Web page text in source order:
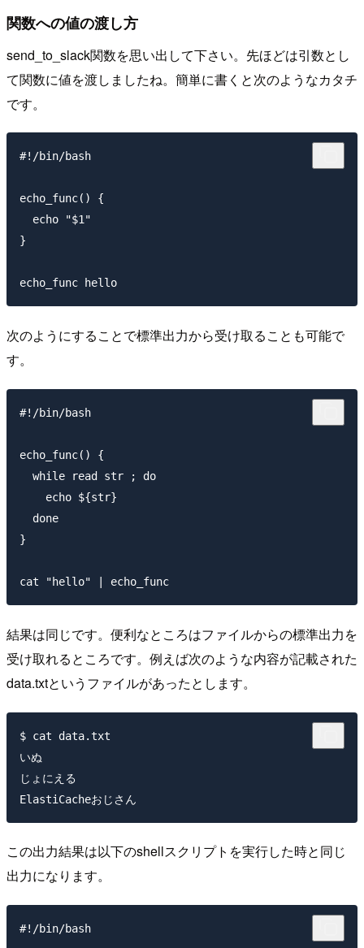
関数への値の渡し方
send_to_slack関数を思い出して下さい。先ほどは引数とし
て関数に値を渡しましたね。簡単に書くと次のようなカタチ
です。
#!/bin/bash
echo_func() {
  echo "$1"
}
次のようにすることで標準出力から受け取ることも可能で
す。
#!/bin/bash
echo_func() {
  while read str ; do
    echo ${str}
  done
}
結果は同じです。便利なところはファイルからの標準出力を
受け取れるところです。例えば次のような内容が記載された
data.txtというファイルがあったとします。
$ cat data.txt
いぬ
じょにえる
この出力結果は以下のshellスクリプトを実行した時と同じ
出力になります。
#!/bin/bash